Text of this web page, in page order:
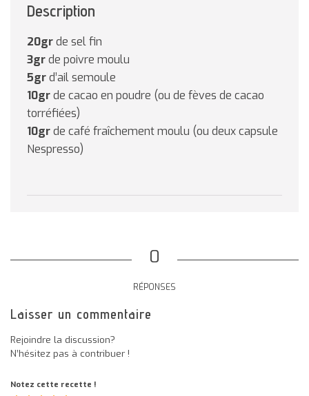
Description
20grde sel fin
3grde poivre moulu
5grd’ail semoule
10grde cacao en poudre (ou de fèves de cacao
torréfiées)
10grde café fraîchement moulu (ou deux capsule
Nespresso)
0
RÉPONSES
Laisser un commentaire
Rejoindre la discussion?
N’hésitez pas à contribuer !
Notez cette recette !